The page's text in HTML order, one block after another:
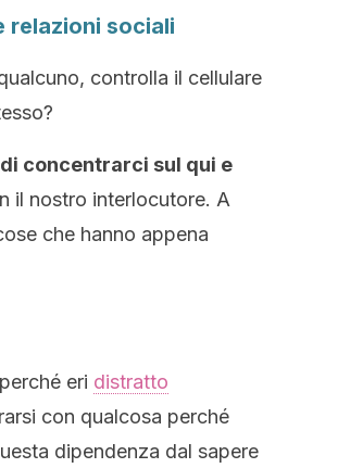
relazioni sociali
controlla il cellulare
concentrarci sul qui e
il nostro interlocutore. A
che hanno appena
eri distratto
con qualcosa perché
dipendenza dal sapere